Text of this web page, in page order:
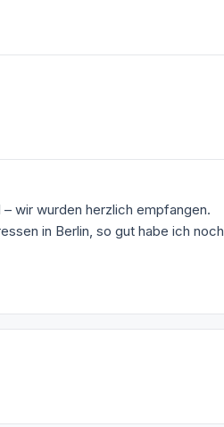
wir wurden herzlich empfangen.
in Berlin, so gut habe ich noch